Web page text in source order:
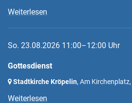
Weiterlesen
So. 23.08.2026 11:00–12:00 Uhr
Gottesdienst
Stadtkirche Kröpelin, Am Kirchenplatz,
Weiterlesen